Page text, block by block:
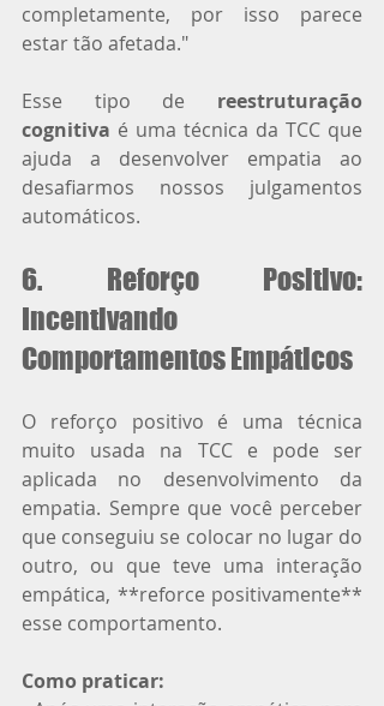
completamente, por isso parece
estar tão afetada."
Esse tipo de reestruturação
cognitiva é uma técnica da TCC que
ajuda a desenvolver empatia ao
desafiarmos nossos julgamentos
automáticos.
6. Reforço Positivo:
Incentivando
Comportamentos Empáticos
O reforço positivo é uma técnica
muito usada na TCC e pode ser
aplicada no desenvolvimento da
empatia. Sempre que você perceber
que conseguiu se colocar no lugar do
outro, ou que teve uma interação
empática, **reforce positivamente**
esse comportamento.
Como praticar: